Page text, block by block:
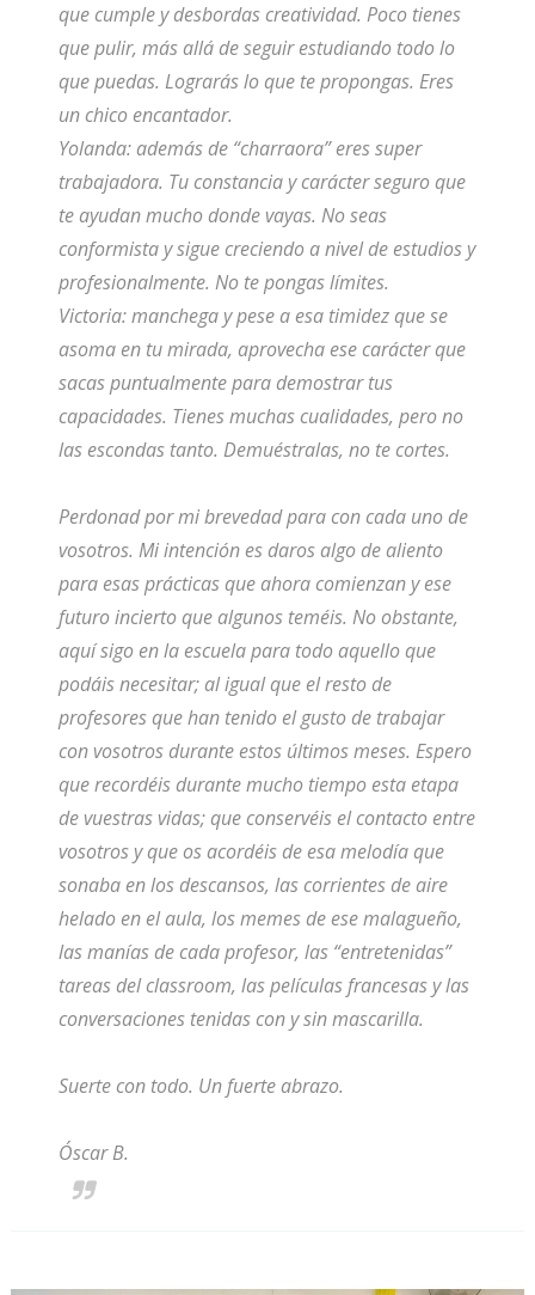
que cumple y desbordas creatividad. Poco tienes
que pulir, más allá de seguir estudiando todo lo
que puedas. Lograrás lo que te propongas. Eres
un chico encantador.
Yolanda: además de “charraora” eres super
trabajadora. Tu constancia y carácter seguro que
te ayudan mucho donde vayas. No seas
conformista y sigue creciendo a nivel de estudios y
profesionalmente. No te pongas límites.
Victoria: manchega y pese a esa timidez que se
asoma en tu mirada, aprovecha ese carácter que
sacas puntualmente para demostrar tus
capacidades. Tienes muchas cualidades, pero no
las escondas tanto. Demuéstralas, no te cortes.
Perdonad por mi brevedad para con cada uno de
vosotros. Mi intención es daros algo de aliento
para esas prácticas que ahora comienzan y ese
futuro incierto que algunos teméis. No obstante,
aquí sigo en la escuela para todo aquello que
podáis necesitar; al igual que el resto de
profesores que han tenido el gusto de trabajar
con vosotros durante estos últimos meses. Espero
que recordéis durante mucho tiempo esta etapa
de vuestras vidas; que conservéis el contacto entre
vosotros y que os acordéis de esa melodía que
sonaba en los descansos, las corrientes de aire
helado en el aula, los memes de ese malagueño,
las manías de cada profesor, las “entretenidas”
tareas del classroom, las películas francesas y las
conversaciones tenidas con y sin mascarilla.
Suerte con todo. Un fuerte abrazo.
Óscar B.